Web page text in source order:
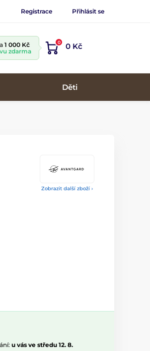
Registrace Přihlásit se
1 000 Kč
zdarma
0 0 Kč
Děti
Zobrazit další zboží ›
u vás ve středu 12. 8.